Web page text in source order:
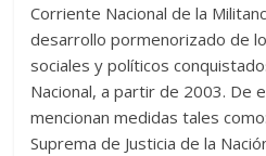
Corriente Nacional de la
desarrollo pormenorizado de
sociales y políticos
Nacional, a partir de 2003. De
mencionan medidas tales
Suprema de Justicia de la